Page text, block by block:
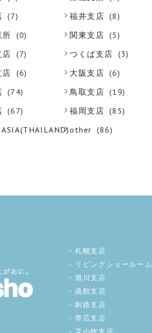
(7) 福井支店 (8)
所 (0) 関東支店 (5)
店 (7) つくば支店 (3)
店 (6) 大阪支店 (6)
(74) 鳥取支店 (19)
(67) 福岡支店 (85)
ASIA(THAILAND)other (86)
札幌支店
リビングショールーム
旭川支店
函館支店
釧路支店
帯広支店